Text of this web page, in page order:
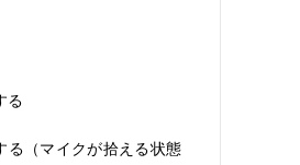
る
る（マイクが拾える状態